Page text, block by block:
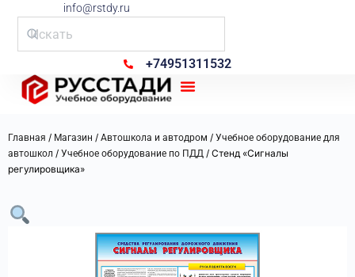
info@rstdy.ru
+74951311532
Главная / Магазин / Автошкола и автодром / Учебное оборудование для
автошкол / Учебное оборудование по ПДД / Стенд «Сигналы
регулировщика»